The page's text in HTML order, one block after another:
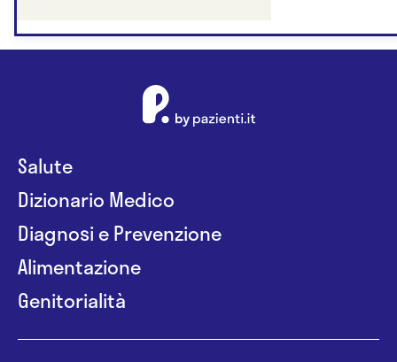
Salute
Dizionario Medico
Diagnosi e Prevenzione
Alimentazione
Genitorialità